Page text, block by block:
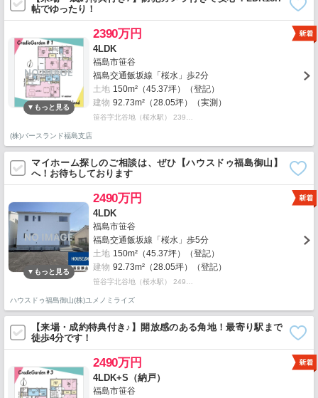
帖でゆったり！
2390万円
4LDK
福島市笹谷
福島交通飯坂線「桜水」歩2分
土地 150m²（45.37坪）（登記）
建物 92.73m²（28.05坪）（実測）
笹谷字北谷地（桜水駅） 239…
(株)バースランド福島支店
マイホーム探しのご相談は、ぜひ【ハウスドゥ福島御山】
へ！お待ちしております
2490万円
4LDK
福島市笹谷
福島交通飯坂線「桜水」歩5分
土地 150m²（45.37坪）（登記）
建物 92.73m²（28.05坪）（登記）
笹谷字北谷地（桜水駅） 249…
ハウスドゥ福島御山(株)ユメノミライズ
【来場・成約特典付き♪】開放感のある角地！最寄り駅まで
徒歩4分です！
2490万円
4LDK+S（納戸）
福島市笹谷